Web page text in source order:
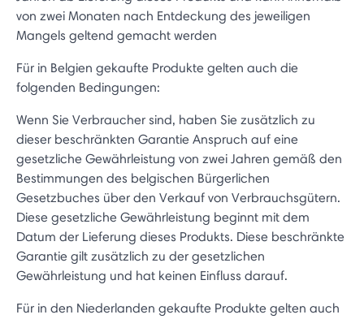
von zwei Monaten nach Entdeckung des jeweiligen
Mangels geltend gemacht werden
Für in Belgien gekaufte Produkte gelten auch die
folgenden Bedingungen:
Wenn Sie Verbraucher sind, haben Sie zusätzlich zu
dieser beschränkten Garantie Anspruch auf eine
gesetzliche Gewährleistung von zwei Jahren gemäß den
Bestimmungen des belgischen Bürgerlichen
Gesetzbuches über den Verkauf von Verbrauchsgütern.
Diese gesetzliche Gewährleistung beginnt mit dem
Datum der Lieferung dieses Produkts. Diese beschränkte
Garantie gilt zusätzlich zu der gesetzlichen
Gewährleistung und hat keinen Einfluss darauf.
Für in den Niederlanden gekaufte Produkte gelten auch